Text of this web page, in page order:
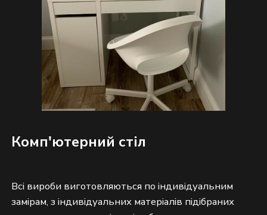
Комп'ютерний стіл
Всі вироби виготовляються по індивідуальним
замірам, з індивідуальних матеріалів підібраних